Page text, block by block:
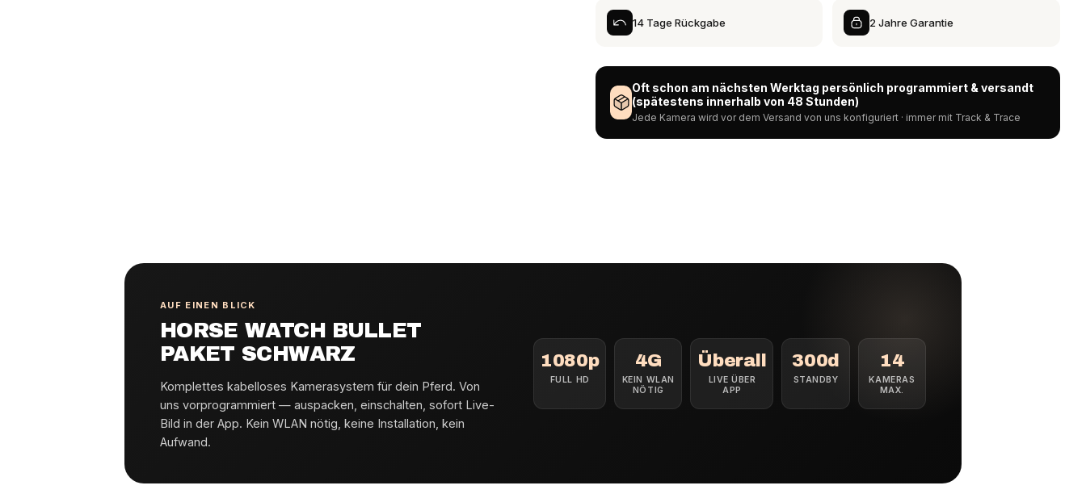
14 Tage Rückgabe 2 Jahre Garantie
Oft schon am nächsten Werktag persönlich programmiert & versandt
(spätestens innerhalb von 48 Stunden)
Jede Kamera wird vor dem Versand von uns konfiguriert · immer mit Track & Trace
AUF EINEN BLICK
HORSE WATCH BULLET
PAKET SCHWARZ
Komplettes kabelloses Kamerasystem für dein Pferd. Von
uns vorprogrammiert — auspacken, einschalten, sofort Live-
Bild in der App. Kein WLAN nötig, keine Installation, kein
Aufwand.
1080p
FULL HD
4G
KEIN WLAN
NÖTIG
Überall
LIVE ÜBER
APP
300d
STANDBY
14
KAMERAS
MAX.